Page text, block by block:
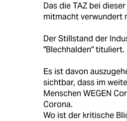
Das die TAZ bei
mitmacht verwundert
Der Stillstand der
"Blechhalden" tituliert.
Es ist davon
sichtbar, dass im
Menschen WEGEN
Corona.
Wo ist der kritische